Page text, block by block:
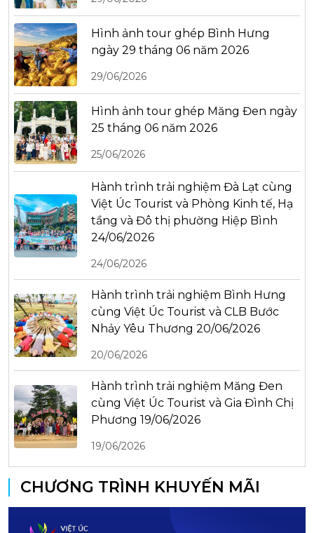
Hình ảnh tour ghép Bình Hưng
ngày 29 tháng 06 năm 2026
29/06/2026
Hình ảnh tour ghép Măng Đen ngày
25 tháng 06 năm 2026
25/06/2026
Hành trình trải nghiệm Đà Lạt cùng
Việt Úc Tourist và Phòng Kinh tế, Hạ
tầng và Đô thị phường Hiệp Bình
24/06/2026
24/06/2026
Hành trình trải nghiệm Bình Hưng
cùng Việt Úc Tourist và CLB Bước
Nhảy Yêu Thương 20/06/2026
20/06/2026
Hành trình trải nghiệm Măng Đen
cùng Việt Úc Tourist và Gia Đình Chị
Phương 19/06/2026
19/06/2026
CHƯƠNG TRÌNH KHUYẾN MÃI